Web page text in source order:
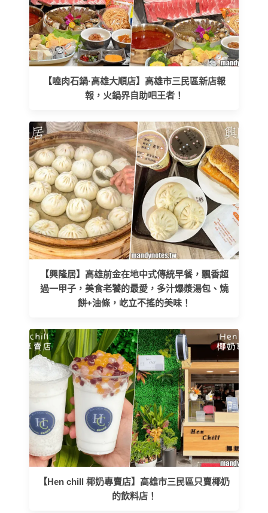
【嗑肉石鍋·高雄大順店】高雄市三民區新店報
報，火鍋界自助吧王者！
【興隆居】高雄前金在地中式傳統早餐，飄香超
過一甲子，美食老饕的最愛，多汁爆漿湯包、燒
餅+油條，屹立不搖的美味！
【Hen chill 椰奶專賣店】高雄市三民區只賣椰奶
的飲料店！